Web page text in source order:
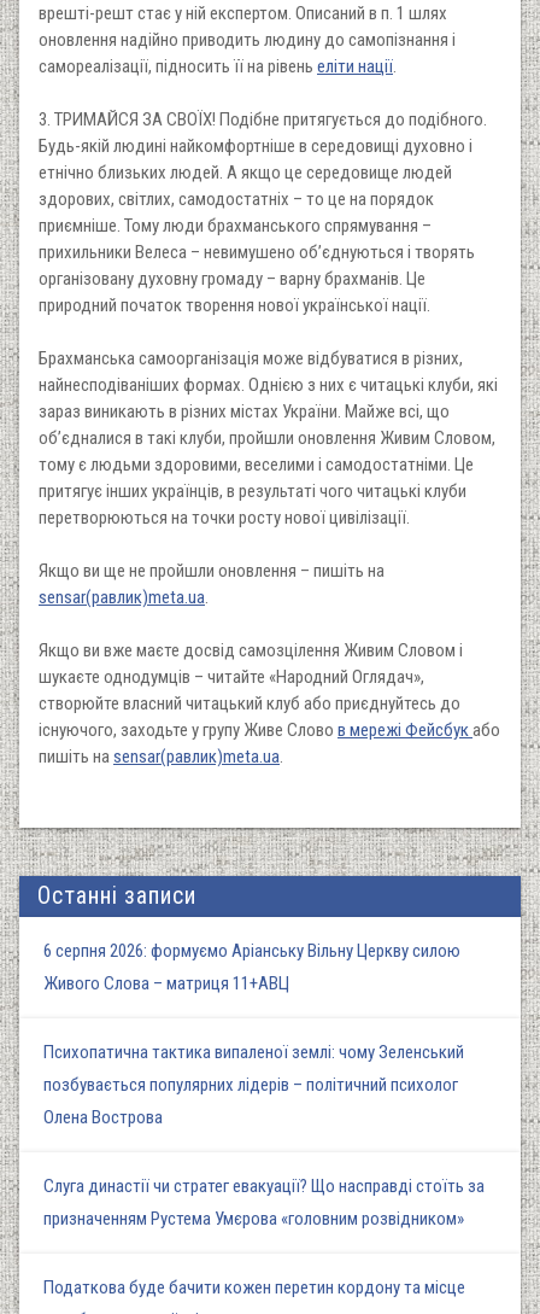
врешті-решт стає у ній експертом. Описаний в п. 1 шлях
оновлення надійно приводить людину до самопізнання і
самореалізації, підносить її на рівень еліти нації.
3. ТРИМАЙСЯ ЗА СВОЇХ! Подібне притягується до подібного.
Будь-якій людині найкомфортніше в середовищі духовно і
етнічно близьких людей. А якщо це середовище людей
здорових, світлих, самодостатніх – то це на порядок
приємніше. Тому люди брахманського спрямування –
прихильники Велеса – невимушено об’єднуються і творять
організовану духовну громаду – варну брахманів. Це
природний початок творення нової української нації.
Брахманська самоорганізація може відбуватися в різних,
найнесподіваніших формах. Однією з них є читацькі клуби, які
зараз виникають в різних містах України. Майже всі, що
об’єдналися в такі клуби, пройшли оновлення Живим Словом,
тому є людьми здоровими, веселими і самодостатніми. Це
притягує інших українців, в результаті чого читацькі клуби
перетворюються на точки росту нової цивілізації.
Якщо ви ще не пройшли оновлення – пишіть на
sensar(равлик)meta.ua.
Якщо ви вже маєте досвід самозцілення Живим Словом і
шукаєте однодумців – читайте «Народний Оглядач»,
створюйте власний читацький клуб або приєднуйтесь до
існуючого, заходьте у групу Живе Слово в мережі Фейсбукабо
пишіть наsensar(равлик)meta.ua.
Останні записи
6 серпня 2026: формуємо Аріанську Вільну Церкву силою
Живого Слова – матриця 11+АВЦ
Психопатична тактика випаленої землі: чому Зеленський
позбувається популярних лідерів – політичний психолог
Олена Вострова
Слуга династії чи стратег евакуації? Що насправді стоїть за
призначенням Рустема Умєрова «головним розвідником»
Податкова буде бачити кожен перетин кордону та місце